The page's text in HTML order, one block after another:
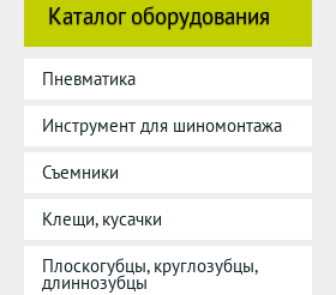
Каталог оборудования
Пневматика
Инструмент для шиномонтажа
Съемники
Клещи, кусачки
Плоскогубцы, круглозубцы,
длиннозубцы